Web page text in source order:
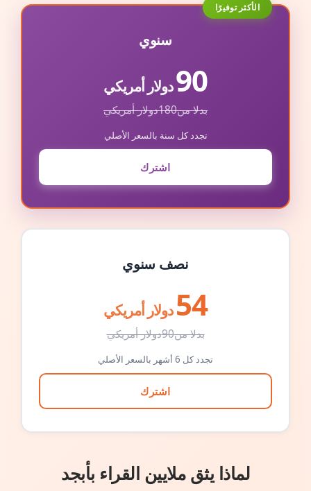
الأكثر توفيرًا
سنوي
90دولار أمريكي
بدلا من180دولار أمريكي
تجدد كل سنة بالسعر الأصلي
اشترك
نصف سنوي
54 دولار أمريكي
بدلا من90دولار أمريكي
تجدد كل 6 أشهر بالسعر الأصلي
اشترك
لماذا يثق ملايين القراء بأبجد